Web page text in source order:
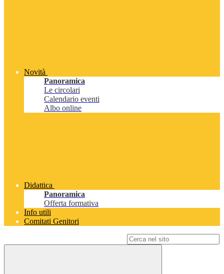
Novità
Panoramica
Le circolari
Calendario eventi
Albo online
Didattica
Panoramica
Offerta formativa
Info utili
Comitati Genitori